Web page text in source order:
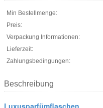
Min Bestellmenge:
Preis:
Verpackung Informationen:
Lieferzeit:
Zahlungsbedingungen:
Beschreibung
Luxusparfümflaschen